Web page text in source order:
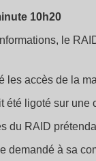
10h20
le
les accès de la
été ligoté sur une
du RAID
demandé à sa